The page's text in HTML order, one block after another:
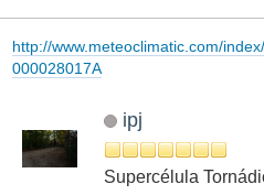
http://www.meteoclimatic.com/
000028017A
ipj
Supercélula